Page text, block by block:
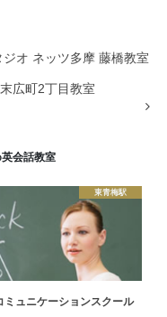
オ ネッツ多摩 藤橋教室
広町2丁目教室
会話教室
東青梅駅
ミュニケーションスクール